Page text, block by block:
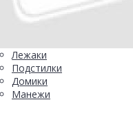
Лежаки
Подстилки
Домики
Манежи